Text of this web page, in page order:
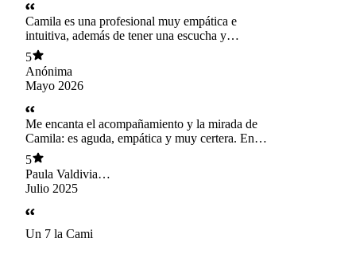
Camila es una profesional muy empática e
intuitiva, además de tener una escucha y
observación muy atenta que siempre he
agradecido. También destaco las herramientas
que me ha dado para gestionar mis emociones.
5
Anónima
Mayo 2026
Me encanta el acompañamiento y la mirada de
Camila: es aguda, empática y muy certera. En
solo dos sesiones ya hemos identificado las
áreas fundamentales para abordar en el proceso
terapéutico. Me siento muy bien acompañada.
Gracias Cami!!
5
Paula Valdivia
Martínez
Julio 2025
Un 7 la Cami